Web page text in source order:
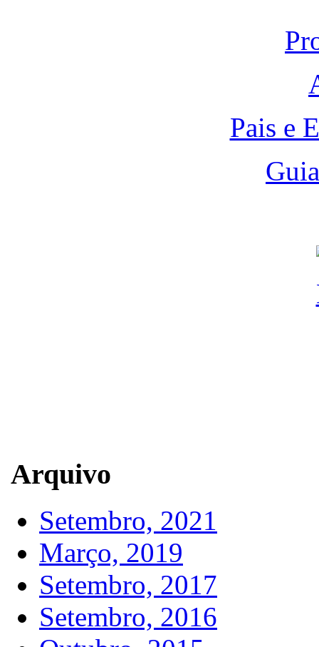
Pais e
Arquivo
Setembro, 2021
Março, 2019
Setembro, 2017
Setembro, 2016